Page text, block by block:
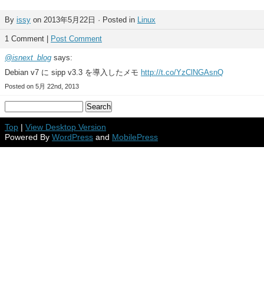
By issy on 2013年5月22日 · Posted in Linux
1 Comment | Post Comment
@isnext_blog says:
Debian v7 に sipp v3.3 を導入したメモ http://t.co/YzClNGAsnQ
Posted on 5月 22nd, 2013
Top | View Desktop Version
Powered By WordPress and MobilePress